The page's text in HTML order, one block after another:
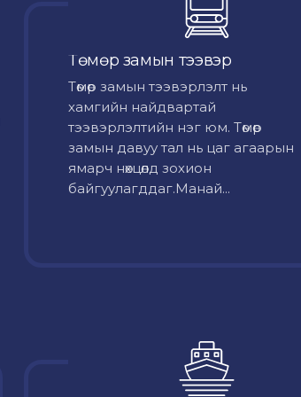
Төмөр замын тээвэр
Төмөр замын тээвэрлэлт нь
хамгийн найдвартай
тээвэрлэлтийн нэг юм. Төмөр
замын давуу тал нь цаг агаарын
ямарч нөхцөлд зохион
байгуулагддаг.Манай...